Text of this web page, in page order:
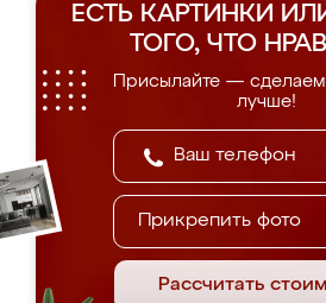
ЕСТЬ КАРТИНКИ
ТОГО, ЧТО
Присылайте —
лучше!
Прикрепить фото
Рассчитать